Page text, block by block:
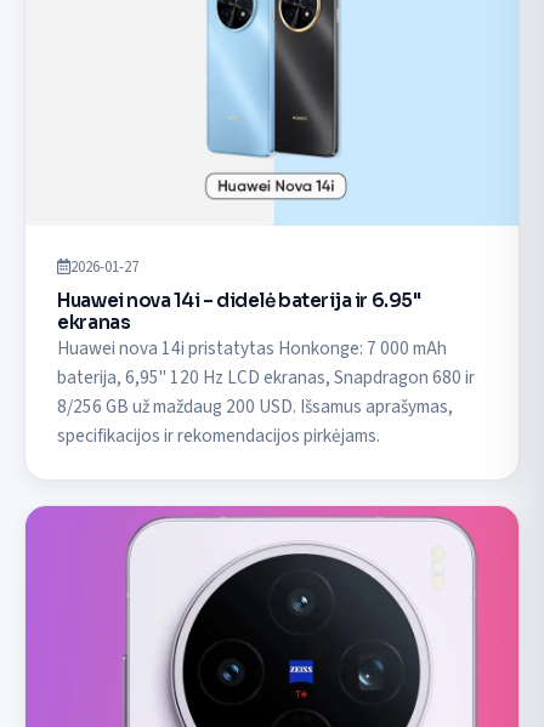
2026-01-27
Huawei nova 14i – didelė baterija ir 6.95''
ekranas
Huawei nova 14i pristatytas Honkonge: 7 000 mAh
baterija, 6,95" 120 Hz LCD ekranas, Snapdragon 680 ir
8/256 GB už maždaug 200 USD. Išsamus aprašymas,
specifikacijos ir rekomendacijos pirkėjams.